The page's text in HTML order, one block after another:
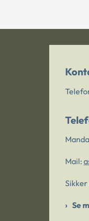
Mail:
Se